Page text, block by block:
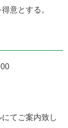
意とする。
てご案内致し